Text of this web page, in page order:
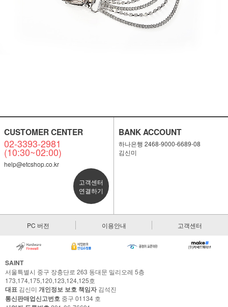
CUSTOMER CENTER
02-3393-2981
(10:30~02:00)
help@etcshop.co.kr
고객센터
연결하기
BANK ACCOUNT
하나은행 2468-9000-6689-08
김신미
PC 버전 이용안내 고객센터
SAINT
서울특별시 중구 장충단로 263 동대문 밀리오레 5층
173,174,175,120,123,124,125호
대표 김신미 개인정보 보호 책임자김석진
통신판매업신고번호 중구 01134 호